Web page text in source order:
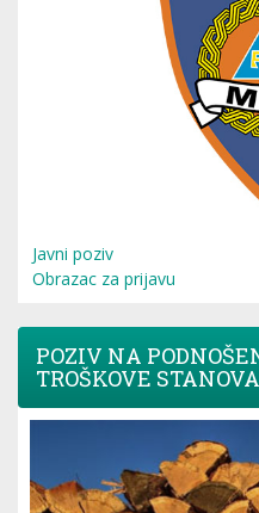
Javni poziv
Obrazac za prijavu
POZIV NA
TROŠKOVE